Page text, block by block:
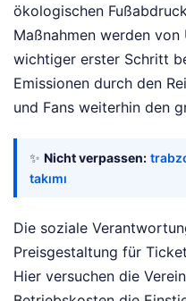
ökologischen
Maßnahmen werden
wichtiger erster Schritt
Emissionen durch den
und Fans weiterhin den
✨ Nicht verpassen:
takımı
Die soziale
Preisgestaltung für
Hier versuchen die